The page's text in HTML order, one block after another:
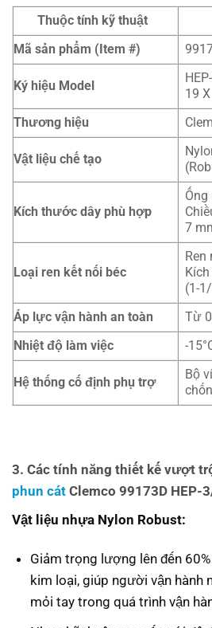
Thuộc tính kỹ thuật
Mã sản phẩm (Item #)
Ký hiệu Model
19
Thương hiệu
Vật liệu chế tạo
Kích thước dây phù hợp
7
Loại ren kết nối béc
Ren
(1-
Áp lực vận hành an toàn
Từ
Nhiệt độ làm việc
-
Hệ thống cố định phụ trợ
Bộ
3. Các tính năng thiết kế vượt
phun cát Clemco 99173D HEP-
Vật liệu nhựa Nylon Robust:
Giảm trọng lượng lên đến
kim loại, giúp người vận hành
mỏi tay trong quá trình vận